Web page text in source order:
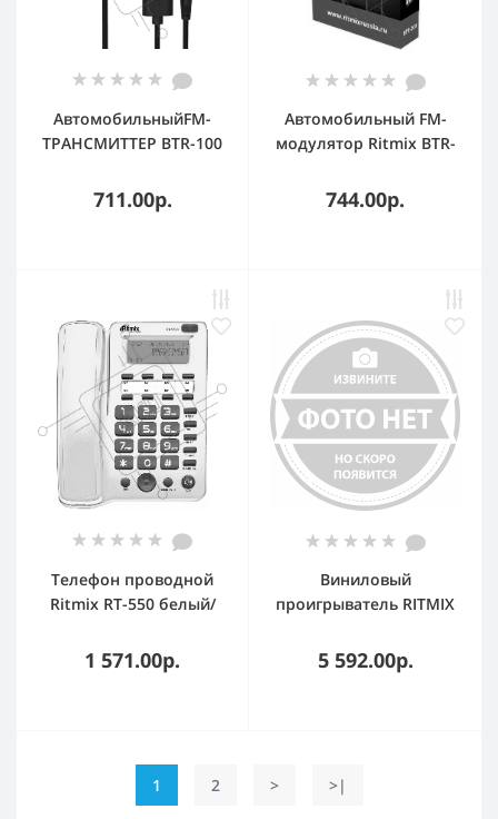
АвтомобильныйFM-
ТРАНСМИТТЕР BTR-100
711.00р.
Автомобильный FM-
модулятор Ritmix BTR-
(80002461)
744.00р.
Телефон проводной
Ritmix RT-550 белый/
1 571.00р.
Виниловый
проигрыватель RITMIX
5 592.00р.
1 2 > >|